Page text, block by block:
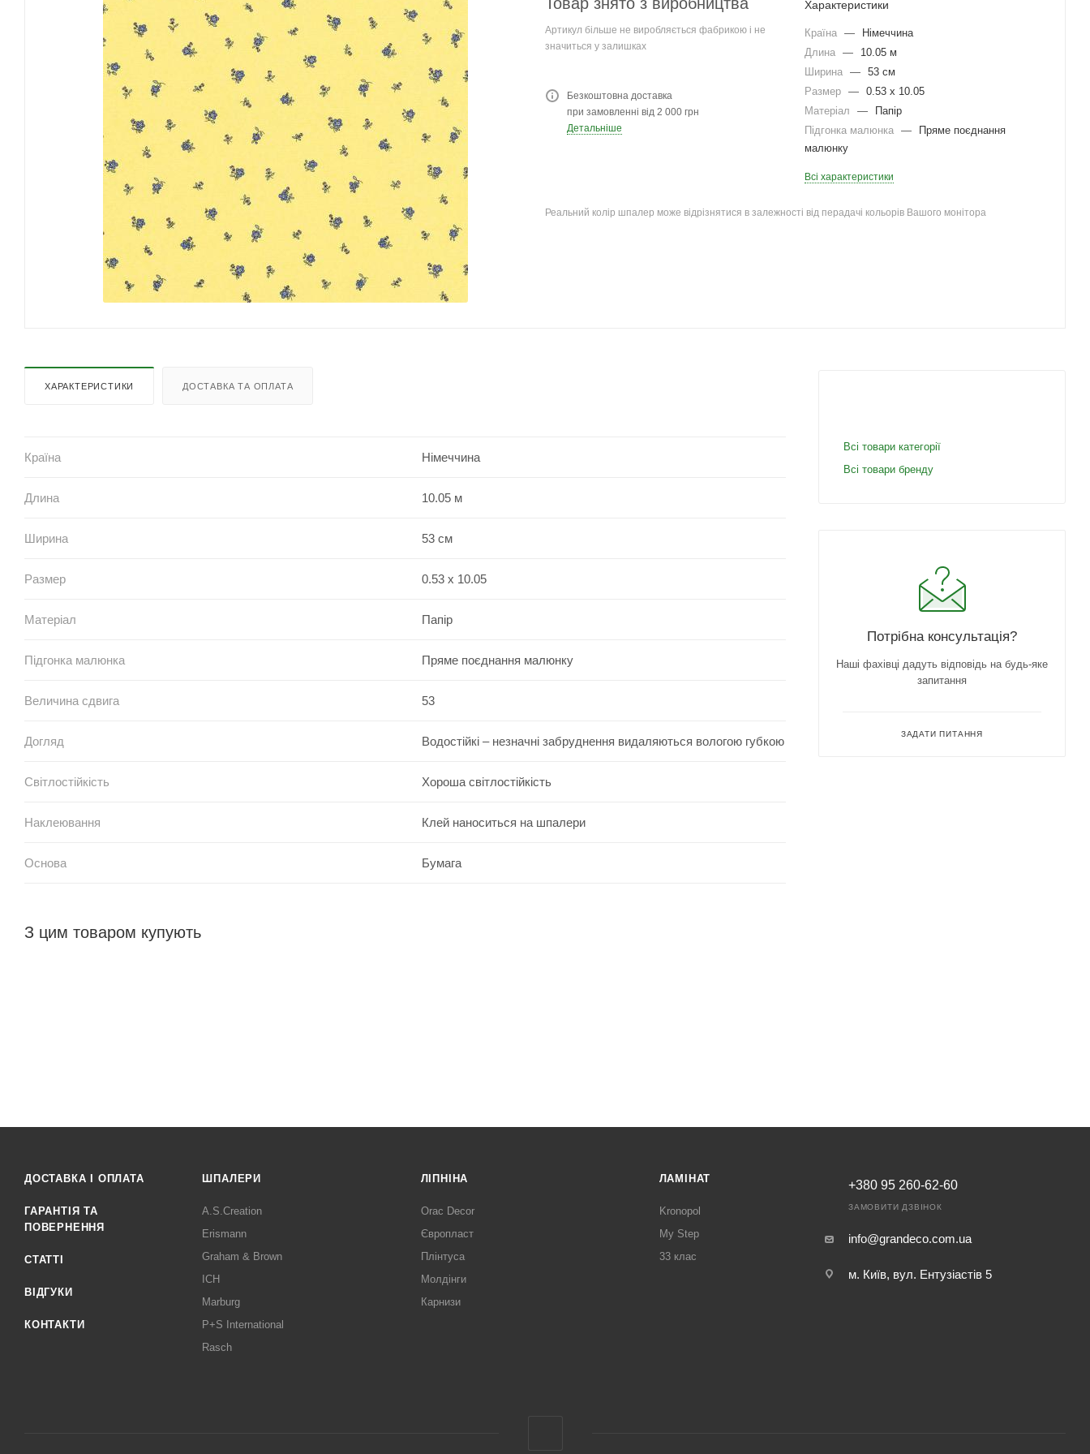
Артикул більше не виробляється фабрикою і не
значиться у залишках
Безкоштовна доставка
при замовленні від 2 000 грн
Детальніше
Характеристики
Країна —
Німеччина
Длина —
10.05 м
Ширина — 53 см
Размер — 0.53 x 10.05
Матеріал
—
Папір
Підгонка малюнка —
Пряме поєднання
малюнку
Всі характеристики
Реальний колір шпалер може відрізнятися в залежності від перадачі кольорів Вашого монітора
ХАРАКТЕРИСТИКИ ДОСТАВКА ТА ОПЛАТА
Країна Німеччина
Длина 10.05 м
Ширина 53 см
Размер 0.53 x 10.05
Матеріал Папір
Підгонка малюнка Пряме поєднання малюнку
Величина сдвига 53
Догляд Водостійкі – незначні забруднення видаляються вологою губкою
Світлостійкість Хороша світлостійкість
Наклеювання Клей наноситься на шпалери
Основа Бумага
З цим товаром купують
Всі товари категорії
Всі товари бренду
Потрібна консультація?
Наші фахівці дадуть відповідь на будь-яке
запитання
ЗАДАТИ ПИТАННЯ
ДОСТАВКА І ОПЛАТА
ГАРАНТІЯ ТА
ПОВЕРНЕННЯ
СТАТТІ
ВІДГУКИ
КОНТАКТИ
ШПАЛЕРИ
A.S.Creation
Erismann
Graham & Brown
ICH
Marburg
P+S International
Rasch
ЛІПНІНА
Orac Decor
Європласт
Плінтуса
Молдінги
Карнизи
ЛАМІНАТ
Kronopol
My Step
33 клас
+380 95 260-62-60
ЗАМОВИТИ ДЗВІНОК
info@grandeco.com.ua
м. Київ, вул. Ентузіастів 5